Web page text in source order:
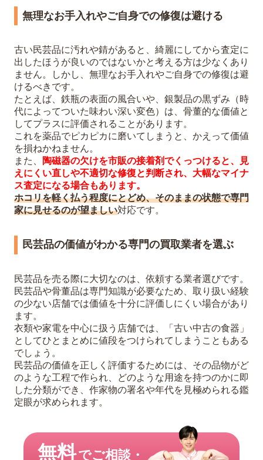
無理なお手入れやご自身での修復は避ける
古い民芸品に汚れや錆があると、綺麗にしてから査定に
出したほうが良いのではないかと考える方は少なくあり
ません。しかし、無理なお手入れやご自身での修復は避
けるべきです。
たとえば、鉄瓶の表面の風合いや、銀製品の黒ずみ（時
代によってついた味わい深い変色）は、骨董的な価値と
してプラスに評価されることがあります。
これを薬品でピカピカに磨いてしまうと、かえって価値
を損ねかねません。
また、
陶磁器の欠けを市販の接着剤でくっつけると、見
えにくい直しや不適切な修復と判断され、大幅なマイナ
ス査定になる場合もあります。
ホコリを軽く払う程度にとどめ、そのままの状態で専門
家に見せるのが望ましい対応です。
民芸品の価値がわかる専門の買取業者を選ぶ
民芸品を売る際に大切なのは、依頼する業者選びです。
民芸品や骨董品は専門知識が必要なため、取り扱い経験
の少ない店舗では価値を十分に評価しにくい場合があり
ます。
衣類や家電を中心に扱う店舗では、「古い中古の食器」
としてひとまとめに値段をつけられてしまうこともある
でしょう。
民芸品の価値を正しく評価するためには、その品物がど
のような工程で作られ、どのような用途を持つのかに即
した分類ができ、作家物の署名や年代を見極められる鑑
定眼が求められます。
無料でご相談・